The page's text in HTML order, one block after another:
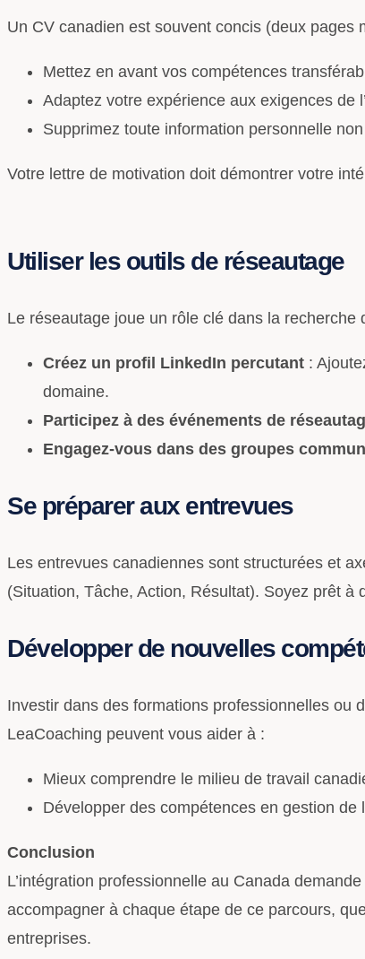
Un CV canadien est souvent concis (deux
Mettez en avant vos compétences
Adaptez votre expérience aux exigences de
Supprimez toute information personnelle
Votre lettre de motivation doit démontrer votre
Utiliser les outils de réseautage
Le réseautage joue un rôle clé dans la recherche
Créez un profil LinkedIn percutant :
domaine.
Participez à des événements de
Engagez-vous dans des groupes
Se préparer aux entrevues
Les entrevues canadiennes sont structurées et
(Situation, Tâche, Action, Résultat). Soyez prêt
Développer de nouvelles
Investir dans des formations professionnelles ou
LeaCoaching peuvent vous aider à :
Mieux comprendre le milieu de travail
Développer des compétences en gestion
Conclusion
L’intégration professionnelle au Canada
accompagner à chaque étape de ce parcours,
entreprises.